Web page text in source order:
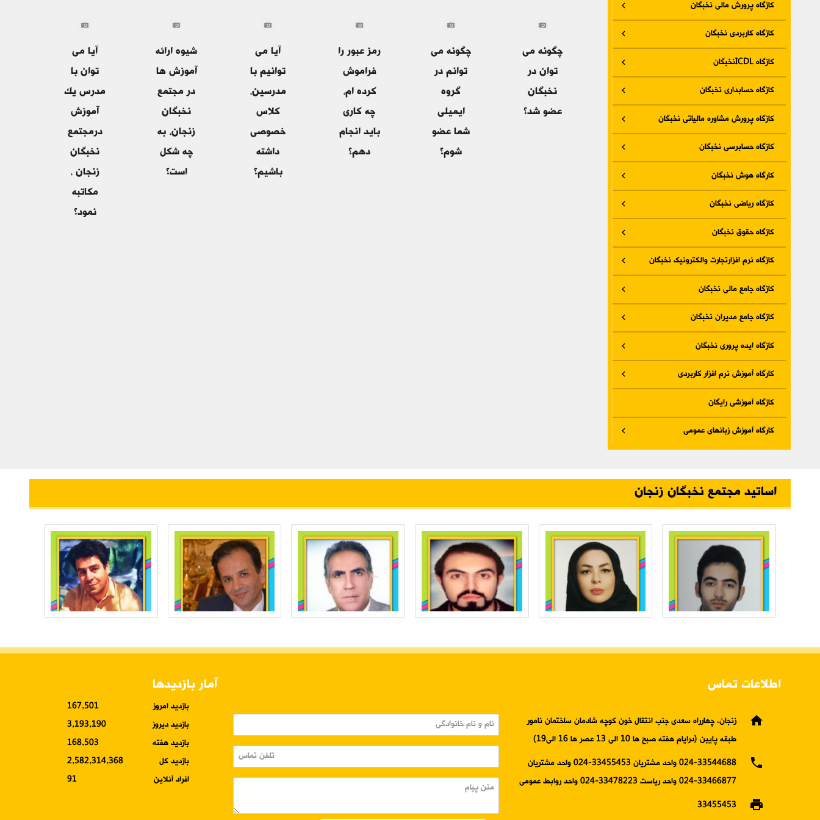
کازگاه پرورش مالی نخبگان
کازگاه کاربردی نخبگان
کازگاه ICDLنخبگان
کازگاه حسابداری نخبگان
کازگاه پرورش مشاوره مالیاتی نخبگان
کازگاه حسابرسی نخبگان
کارگاه هوش نخبگان
کازگاه ریاضی نخبگان
کازگاه حقوق نخبگان
کازگاه نرم افزارتجارت والکترونیک نخبگان
کازگاه جامع مالی نخبگان
کازگاه جامع مدیران نخبگان
کازگاه ایده پروری نخبگان
کارگاه آموزش نرم افزار کاربردی
کازگاه آموزشی رایگان
کارگاه آموزش زبانهای عمومی
چگونه می
توان در
نخبگان
عضو شد؟
چگونه می
توانم در
گروه
ایمیلی
شما عضو
شوم؟
رمز عبور را
فراموش
کرده ام،
چه کاری
باید انجام
دهم؟
آیا می
توانیم با
مدرسین،
کلاس
خصوصی
داشته
باشیم؟
شیوه ارائه
آموزش ها
در مجتمع
نخبگان
زنجان، به
چه شکل
است؟
آیا می
توان با
مدرس یک
آموزش
درمجتمع
نخبگان
زنجان ،
مکاتبه
نمود؟
اساتید مجتمع نخبگان زنجان
اطلاعات تماس
home
زنجان، چهارراه سعدی جنب انتقال خون کوچه شادمان ساختمان نامور
طبقه پایین (درایام هفته صبح ها 10 الی 13 عصر ها 16 الی19)
phone
024-33544688 واحد مشتریان 33455453-024 واحد مشتریان
33466877-024 واحد ریاست 33478223-024 واحد روابط عمومی
print
33455453
آمار بازدیدها
بازدید امروز
167,501
بازدید دیروز
3,193,190
بازدید هفته
168,503
بازدید کل
2,582,314,368
افراد آنلاین
91